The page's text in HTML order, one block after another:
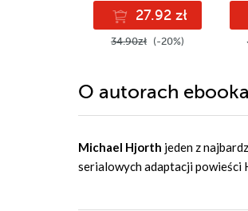
27.92 zł
34.90zł (-20%)
O autorach ebooka
Michael Hjorth jeden z
serialowych adaptacji powieści